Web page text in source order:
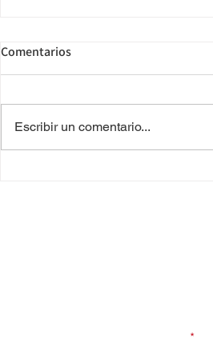
Valor de la UMA para 2026
Comentarios
Escribir un comentario...